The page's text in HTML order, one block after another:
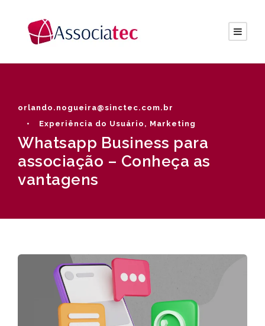
orlando.nogueira@sinctec.com.br
•
Experiência do Usuário , Marketing
Whatsapp Business para
associação – Conheça as
vantagens